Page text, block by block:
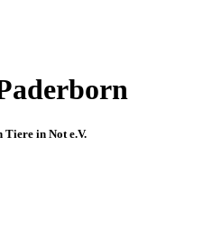
in Not e.V.